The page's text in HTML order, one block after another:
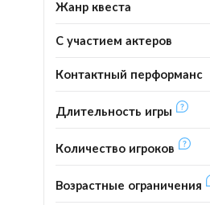
Жанр квеста
С участием актеров
Контактный перформанс
Длительность игры
Количество игроков
Возрастные ограничения